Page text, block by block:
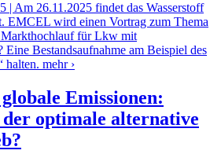
| Am 26.11.2025 findet das Wasserstoff
EMCEL wird einen Vortrag zum Thema
Markthochlauf für Lkw mit
Eine Bestandsaufnahme am Beispiel des
halten. mehr ›
Emissionen:
optimale alternative